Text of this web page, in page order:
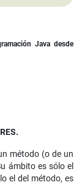
Java desde
método (o de un
ámbito es sólo el
el del método, es